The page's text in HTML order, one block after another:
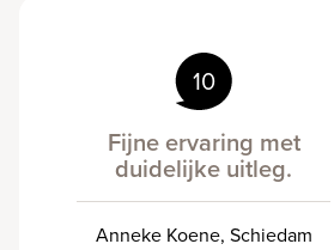
10
Fijne ervaring met
duidelijke uitleg.
Anneke Koene, Schiedam